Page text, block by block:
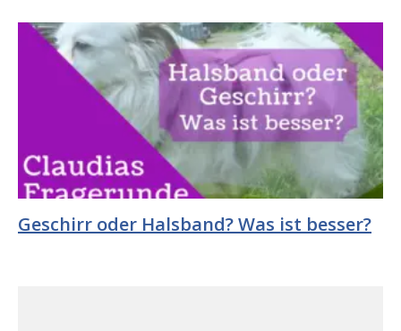
Geschirr oder Halsband? Was ist besser?